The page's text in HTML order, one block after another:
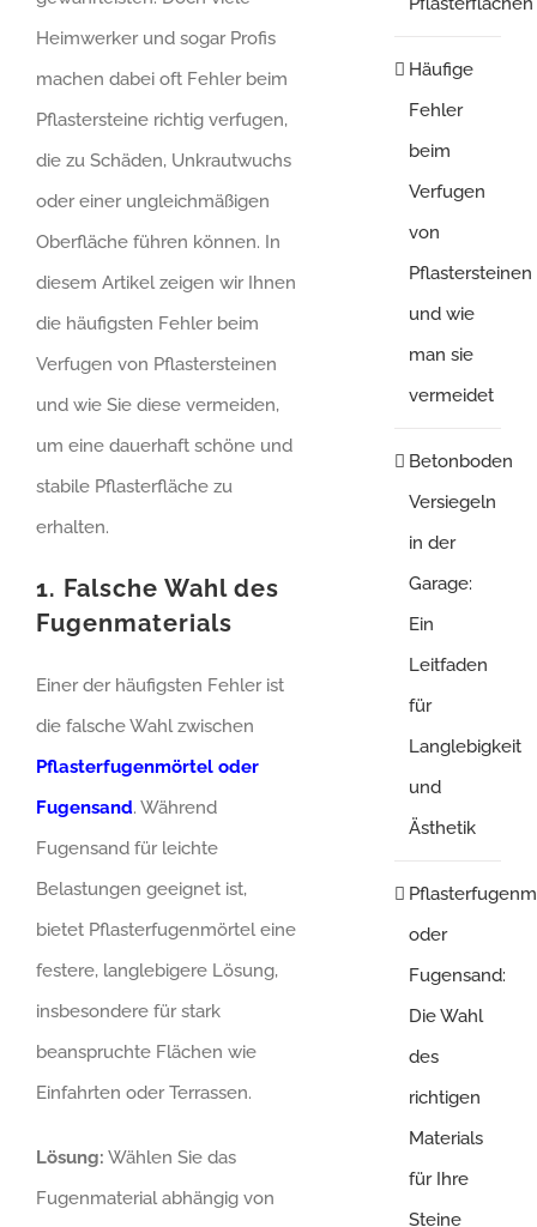
Heimwerker und sogar Profis
machen dabei oft Fehler beim
Pflastersteine richtig verfugen,
die zu Schäden, Unkrautwuchs
oder einer ungleichmäßigen
Oberfläche führen können. In
diesem Artikel zeigen wir Ihnen
die häufigsten Fehler beim
Verfugen von Pflastersteinen
und wie Sie diese vermeiden,
um eine dauerhaft schöne und
stabile Pflasterfläche zu
erhalten.
1. Falsche Wahl des
Fugenmaterials
Einer der häufigsten Fehler ist
die falsche Wahl zwischen
Pflasterfugenmörtel oder
Fugensand. Während
Fugensand für leichte
Belastungen geeignet ist,
bietet Pflasterfugenmörtel eine
festere, langlebigere Lösung,
insbesondere für stark
beanspruchte Flächen wie
Einfahrten oder Terrassen.
Lösung: Wählen Sie das
Fugenmaterial abhängig von
Häufige
Fehler
beim
Verfugen
von
Pflastersteinen
und wie
man sie
vermeidet
Betonboden
Versiegeln
in der
Garage:
Ein
Leitfaden
für
Langlebigkeit
und
Ästhetik
oder
Fugensand:
Die Wahl
des
richtigen
Materials
für Ihre
Steine